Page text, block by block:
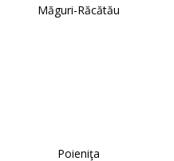
Măguri-Răcătău
Poieniţa